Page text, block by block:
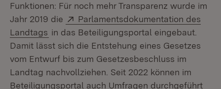
Funktionen: Für noch mehr Transparenz wurde im
Jahr 2019 die
Extern:
Parlamentsdokumentation des
Landtags (Öffnet in neuem Fenster)
in das Beteiligungsportal eingebaut.
Damit lässt sich die Entstehung eines Gesetzes
vom Entwurf bis zum Gesetzesbeschluss im
Landtag nachvollziehen. Seit 2022 können im
Beteiligungsportal auch Umfragen durchgeführt